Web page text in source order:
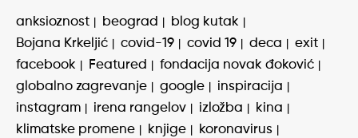
anksioznost beograd
blog kutak
Bojana Krkeljić
covid-19 covid 19 deca
exit
facebook
Featured
fondacija novak đoković
globalno zagrevanje
google
inspiracija
instagram
irena rangelov izložba
kina
klimatske promene
knjige
koronavirus